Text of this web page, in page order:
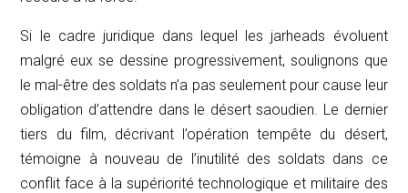
Si le cadre juridique dans lequel les jarheads évoluent
malgré eux se dessine progressivement, soulignons que
le mal-être des soldats n’a pas seulement pour cause leur
obligation d’attendre dans le désert saoudien. Le dernier
tiers du film, décrivant l’opération tempête du désert,
témoigne à nouveau de l’inutilité des soldats dans ce
conflit face à la supériorité technologique et militaire des